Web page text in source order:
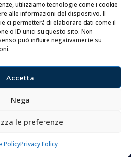
utilizziamo tecnologie come i cookie
alle informazioni del dispositivo. Il
ci permetterà di elaborare dati come il
o ID unici su questo sito. Non
può influire negativamente su
Accetta
Nega
le preferenze
PolicyPrivacy Policy
Donnini s.n.c.
e Silvia Donnini
70 – 50136 FIRENZE
FOLLOW